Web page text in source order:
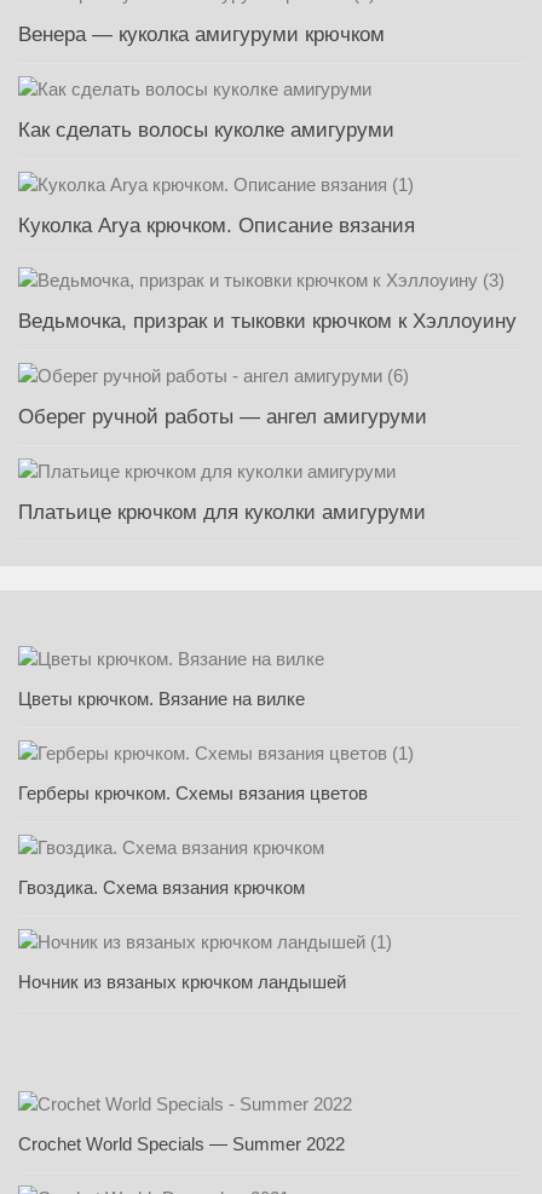
Венера — куколка амигуруми крючком
Как сделать волосы куколке амигуруми
Куколка Arya крючком. Описание вязания
Ведьмочка, призрак и тыковки крючком к Хэллоуину
Оберег ручной работы — ангел амигуруми
Платьице крючком для куколки амигуруми
Цветы крючком. Вязание на вилке
Герберы крючком. Схемы вязания цветов
Гвоздика. Схема вязания крючком
Ночник из вязаных крючком ландышей
Crochet World Specials — Summer 2022